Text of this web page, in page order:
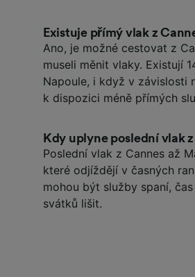
Existuje přímý vlak z
Ano, je možné cestovat z
museli měnit vlaky. Existují
Napoule, i když v závislosti
k dispozici méně přímých
Kdy uplyne poslední vlak
Poslední vlak z Cannes až
které odjíždějí v časných
mohou být služby spaní,
svátků lišit.